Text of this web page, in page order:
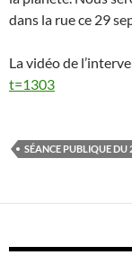
dans la rue ce 29
La vidéo de
t=1303
SÉANCE PUBLIQUE DU